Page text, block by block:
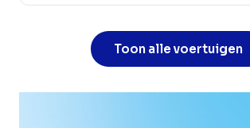
Toon alle voertuigen